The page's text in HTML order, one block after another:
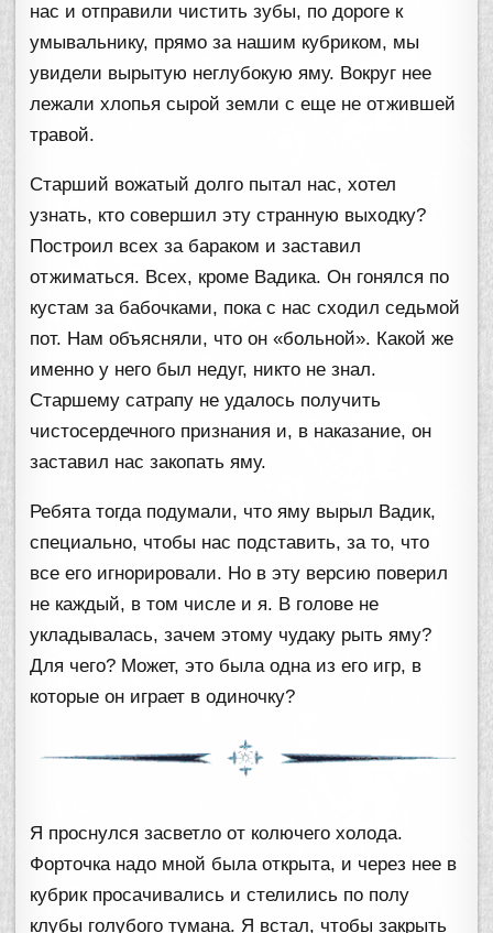
нас и отправили чистить зубы, по дороге к
умывальнику, прямо за нашим кубриком, мы
увидели вырытую неглубокую яму. Вокруг нее
лежали хлопья сырой земли с еще не отжившей
травой.
Старший вожатый долго пытал нас, хотел
узнать, кто совершил эту странную выходку?
Построил всех за бараком и заставил
отжиматься. Всех, кроме Вадика. Он гонялся по
кустам за бабочками, пока с нас сходил седьмой
пот. Нам объясняли, что он «больной». Какой же
именно у него был недуг, никто не знал.
Старшему сатрапу не удалось получить
чистосердечного признания и, в наказание, он
заставил нас закопать яму.
Ребята тогда подумали, что яму вырыл Вадик,
специально, чтобы нас подставить, за то, что
все его игнорировали. Но в эту версию поверил
не каждый, в том числе и я. В голове не
укладывалась, зачем этому чудаку рыть яму?
Для чего? Может, это была одна из его игр, в
которые он играет в одиночку?
Я проснулся засветло от колючего холода.
Форточка надо мной была открыта, и через нее в
кубрик просачивались и стелились по полу
клубы голубого тумана. Я встал, чтобы закрыть